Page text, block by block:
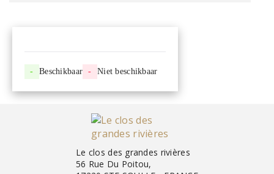
- Beschikbaar - Niet beschikbaar
Le clos des grandes rivières
56 Rue Du Poitou,